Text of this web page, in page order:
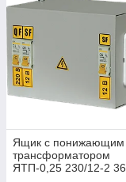
Ящик с понижающим
трансформатором
ЯТП-0,25 230/12-2 36